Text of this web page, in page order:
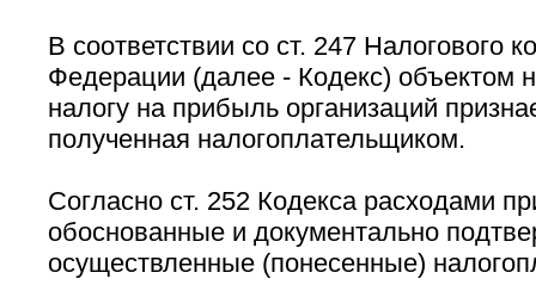
В соответствии со ст. 247 Налогового
Федерации (далее - Кодекс) объектом
налогу на прибыль организаций
полученная налогоплательщиком.
Согласно ст. 252 Кодекса расходами
обоснованные и документально
осуществленные (понесенные)